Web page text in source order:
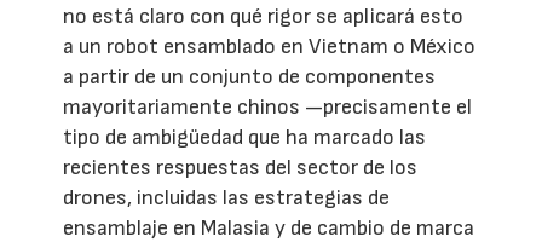
no está claro con qué rigor se aplicará esto
a un robot ensamblado en Vietnam o México
a partir de un conjunto de componentes
mayoritariamente chinos —precisamente el
tipo de ambigüedad que ha marcado las
recientes respuestas del sector de los
drones, incluidas las estrategias de
ensamblaje en Malasia y de cambio de marca